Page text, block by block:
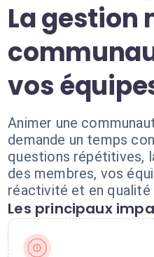
La gestion
vos
Animer une
demande un temps
questions répétitives,
des membres, vos
réactivité et en qualité
Les principaux